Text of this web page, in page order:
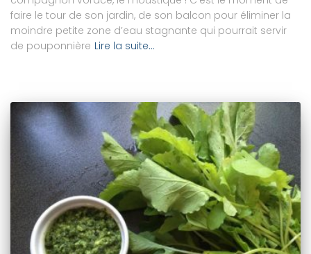
faire le tour de son jardin, de son balcon pour éliminer la
moindre petite zone d’eau stagnante qui pourrait servir
de pouponnière Lire la suite…